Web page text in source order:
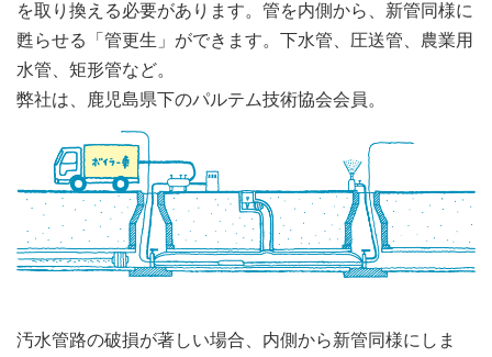
を取り換える必要があります。管を内側から、新管同様に
甦らせる「管更生」ができます。下水管、圧送管、農業用
水管、矩形管など。
弊社は、鹿児島県下のパルテム技術協会会員。
汚水管路の破損が著しい場合、内側から新管同様にしま